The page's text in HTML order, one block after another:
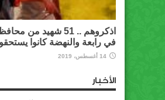
اذكروهم .. 51 شهيد من
في رابعة والنهضة كانوا
14 أغسطس، 2019
الأخبار